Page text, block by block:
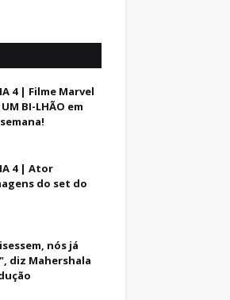
4 | Filme Marvel
BI-LHÃO em
4 | Ator
do set do
nós já
diz Mahershala